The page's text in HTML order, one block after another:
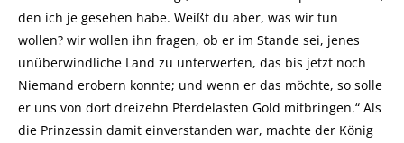
den ich je gesehen habe. Weißt du aber, was wir tun
wollen? wir wollen ihn fragen, ob er im Stande sei, jenes
unüberwindliche Land zu unterwerfen, das bis jetzt noch
Niemand erobern konnte; und wenn er das möchte, so solle
er uns von dort dreizehn Pferdelasten Gold mitbringen.“ Als
die Prinzessin damit einverstanden war, machte der König